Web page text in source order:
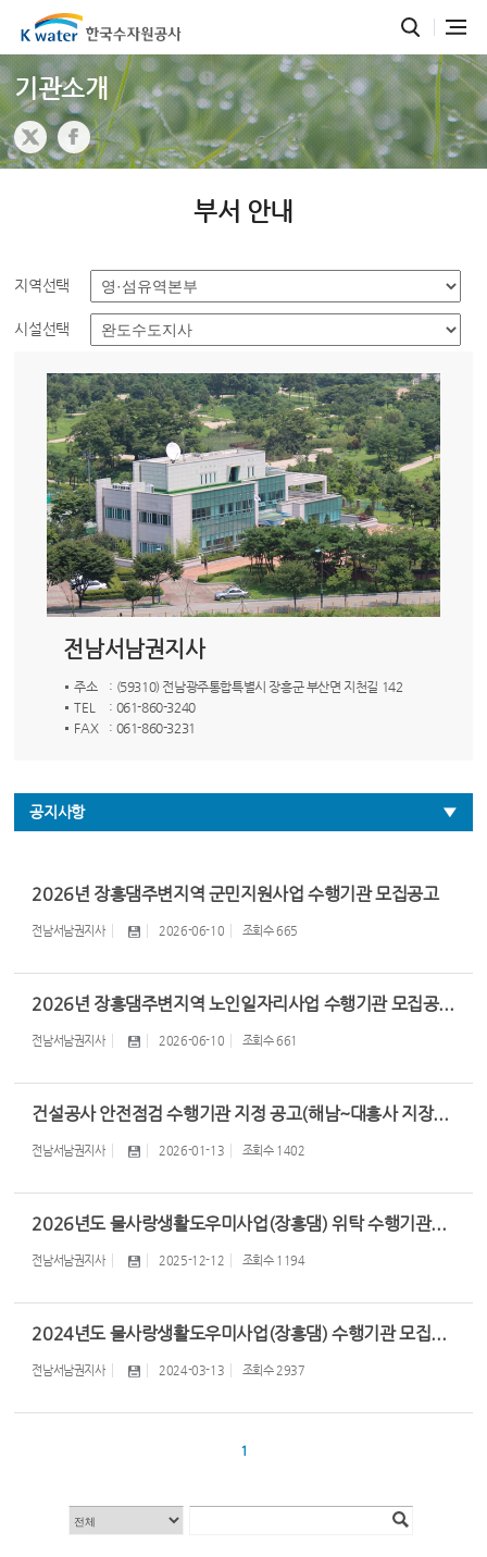
기관소개
부서 안내
지역선택
시설선택
전남서남권지사
주소
: (59310) 전남광주통합특별시 장흥군 부산면 지천길 142
TEL
: 061-860-3240
FAX
: 061-860-3231
공지사항
2026년 장흥댐주변지역 군민지원사업 수행기관 모집공고
전남서남권지사 2026-06-10 조회수665
2026년 장흥댐주변지역 노인일자리사업 수행기관 모집공...
전남서남권지사 2026-06-10 조회수661
건설공사 안전점검 수행기관 지정 공고(해남~대흥사 지장...
전남서남권지사 2026-01-13 조회수 1402
2026년도 물사랑생활도우미사업(장흥댐) 위탁 수행기관...
전남서남권지사 2025-12-12 조회수 1194
2024년도 물사랑생활도우미사업(장흥댐) 수행기관 모집...
전남서남권지사 2024-03-13 조회수 2937
1